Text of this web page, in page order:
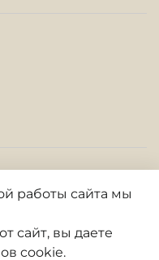
работы сайта мы
сайт, вы даете
cookie.